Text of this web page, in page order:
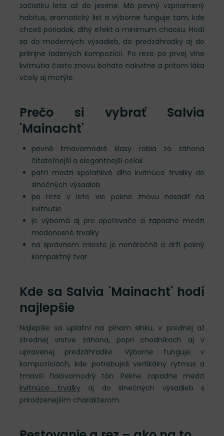
začiatku leta až do jesene. Má pevný vzpriamený
habitus, aromatický list a výborne funguje tam, kde
chceš poriadok, dlhý efekt a minimum chaosu. Hodí
sa do moderných výsadieb, do predzáhradky aj do
prérijne ladených kompozícií. Po reze po prvej vlne
kvitnutia často znovu bohato nakvitne a pritom láka
včely aj motýle.
Prečo si vybrať Salvia
'Mainacht'
pevné tmavomodré klasy robia zo záhona
čitateľnejší a elegantnejší celok
patrí medzi spoľahlivé dlho kvitnúce trvalky do
slnečných výsadieb
po reze v lete vie pekne znovu nasadiť na
kvitnutie
je výborná aj pre opeľovače a zapadne medzi
medonosné trvalky
na správnom mieste je nenáročná a drží pekný
kompaktný tvar
Kde sa Salvia 'Mainacht' hodí
najlepšie
Najlepšie sa uplatní na plnom slnku, v prednej až
strednej vrstve záhona, popri chodníkoch aj v
upravenej predzáhradke. Výborne funguje v
kompozíciách, kde potrebuješ vertikálny rytmus a
tmavší fialovomodrý tón. Pekne zapadne medzi
kvitnúce trvalkyaj do slnečných výsadieb s
prirodzenejším charakterom.